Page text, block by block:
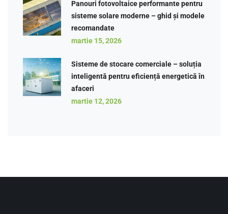
Panouri fotovoltaice performante pentru
sisteme solare moderne – ghid și modele
recomandate
martie 15, 2026
Sisteme de stocare comerciale – soluția
inteligentă pentru eficiență energetică în
afaceri
martie 12, 2026